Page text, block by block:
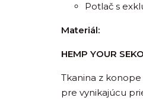
Potlač s
Materiál:
HEMP YOUR
Tkanina z
pre vynikajúcu